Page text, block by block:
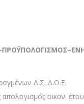
Δ.Σ. Δ.Ο.Ε.
απολογισμός οικον.